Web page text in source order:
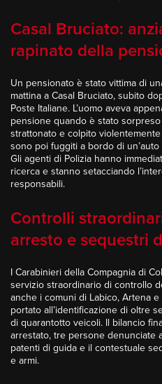
Casal Bruciato:
rapinato della
Un pensionato è stato vittima di
mattina a Casal Bruciato, subito
Poste Italiane. L’uomo aveva
pensione quando è stato
strattonato e colpito
sono poi fuggiti a bordo di
Gli agenti di Polizia hanno
ricerca e stanno setacciando
responsabili.
Controlli
arresto e sequestri
I Carabinieri della Compagnia di
servizio straordinario di controllo
anche i comuni di Labico, Artena e
portato all’identificazione di oltre
di quarantotto veicoli. Il bilancio
arrestato, tre persone denunciate
patenti di guida e il contestuale
e armi.